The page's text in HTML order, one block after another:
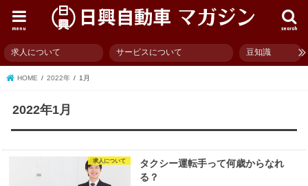
search
menu
求人について サービスについて 豆知識
HOME 2022年 1月
2022年1月
求人について
タクシー運転手って何歳からなれ
る？